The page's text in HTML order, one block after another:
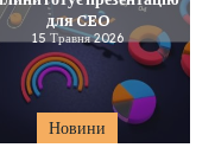
Новини
для CEO
15 Травня 2026